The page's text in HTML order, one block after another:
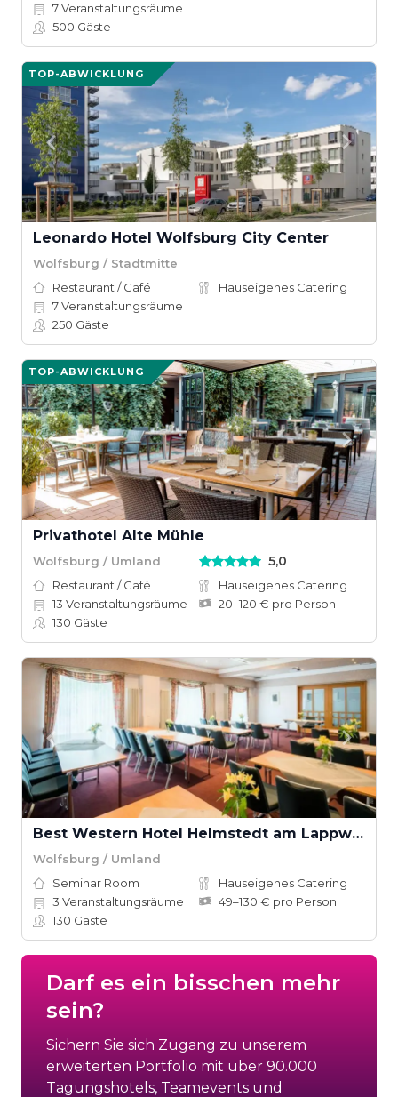
7Veranstaltungsräume
500 Gäste
TOP-ABWICKLUNG
Leonardo Hotel Wolfsburg City Center
Wolfsburg / Stadtmitte
Restaurant / Café
Hauseigenes Catering
7Veranstaltungsräume
250 Gäste
TOP-ABWICKLUNG
Privathotel Alte Mühle
Wolfsburg / Umland 5,0
Restaurant / Café
Hauseigenes Catering
13 Veranstaltungsräume
20–120 € pro Person
130 Gäste
Best Western Hotel Helmstedt am Lappwald
Wolfsburg / Umland
Seminar Room
Hauseigenes Catering
3 Veranstaltungsräume
49–130 € pro Person
130 Gäste
Darf es ein bisschen mehr
sein?
Sichern Sie sich Zugang zu unserem
erweiterten Portfolio mit über 90.000
Tagungshotels, Teamevents und